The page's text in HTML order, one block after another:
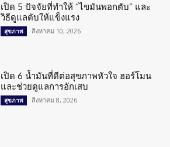
เปิด 5 ปัจจัยที่ทำให้ “ไขมันพอกตับ” และ
วิธีดูแลตับให้แข็งแรง
สุขภาพ สิงหาคม 10, 2026
เปิด 6 น้ำมันที่ดีต่อสุขภาพหัวใจ ฮอร์โมน
และช่วยดูแลการอักเสบ
สุขภาพ สิงหาคม 8, 2026